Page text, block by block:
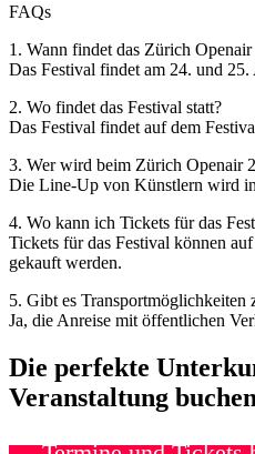
FAQs
1. Wann findet das Zürich Openair
Das Festival findet am 24. und 25.
2. Wo findet das Festival statt?
Das Festival findet auf dem
3. Wer wird beim Zürich Openair
Die Line-Up von Künstlern wird
4. Wo kann ich Tickets für das
Tickets für das Festival können
gekauft werden.
5. Gibt es Transportmöglichkeiten
Ja, die Anreise mit öffentlichen
Die perfekte
Veranstaltung buchen